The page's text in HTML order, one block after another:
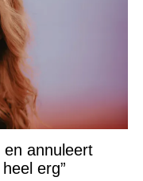
annuleert
erg”